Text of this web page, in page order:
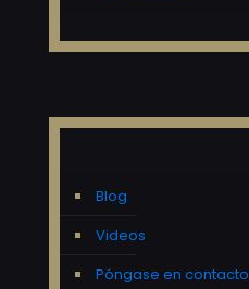
Blog
Videos
Póngase en contacto